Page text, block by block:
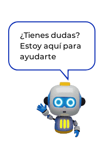
¿Tienes dudas?
Estoy aquí para
ayudarte